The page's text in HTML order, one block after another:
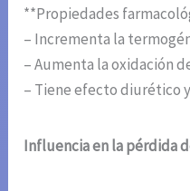
**Propiedades
– Incrementa la
– Aumenta la oxidación
– Tiene efecto diurético
Influencia en la pérdida